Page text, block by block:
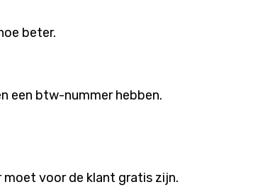
beter.
een btw-nummer hebben.
voor de klant gratis zijn.